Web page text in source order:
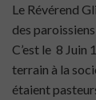
Le Révérend
des paroissiens
C’est le 8
terrain à la
étaient